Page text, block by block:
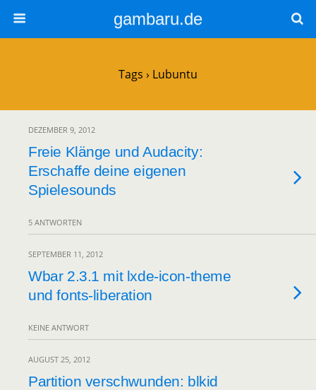
gambaru.de
Tags › Lubuntu
DEZEMBER 9, 2012
Freie Klänge und Audacity:
Erschaffe deine eigenen
Spielesounds
5 ANTWORTEN
SEPTEMBER 11, 2012
Wbar 2.3.1 mit lxde-icon-theme
und fonts-liberation
KEINE ANTWORT
AUGUST 25, 2012
Partition verschwunden: blkid